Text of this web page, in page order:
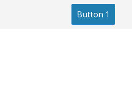
Button 1